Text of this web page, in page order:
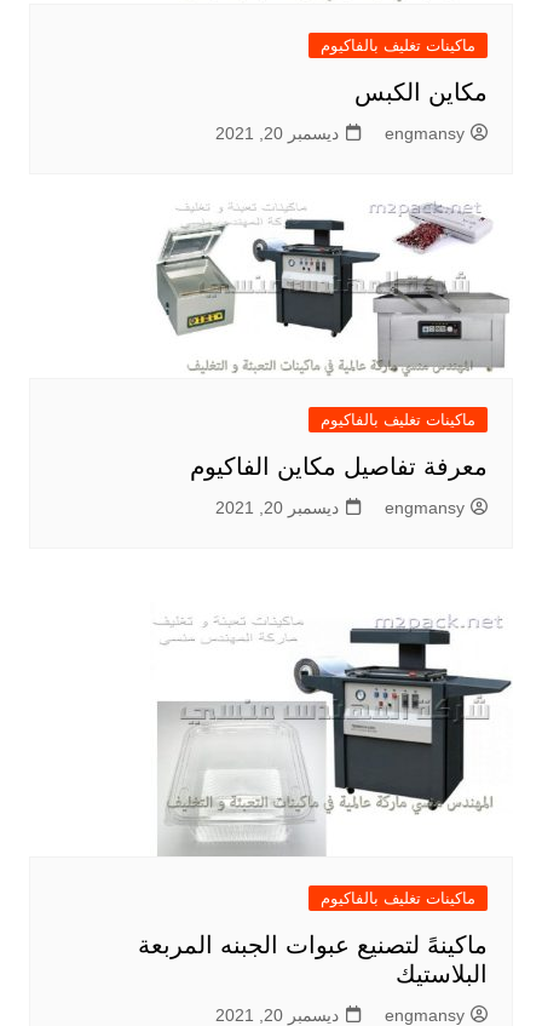
ماكينات تغليف بالفاكيوم
مكاين الكبس
engmansy ديسمبر 20, 2021
ماكينات تغليف بالفاكيوم
معرفة تفاصيل مكاين الفاكيوم
engmansy ديسمبر 20, 2021
ماكينات تغليف بالفاكيوم
ماكينهً لتصنيع عبوات الجبنه المربعة
البلاستيك
engmansy ديسمبر 20, 2021